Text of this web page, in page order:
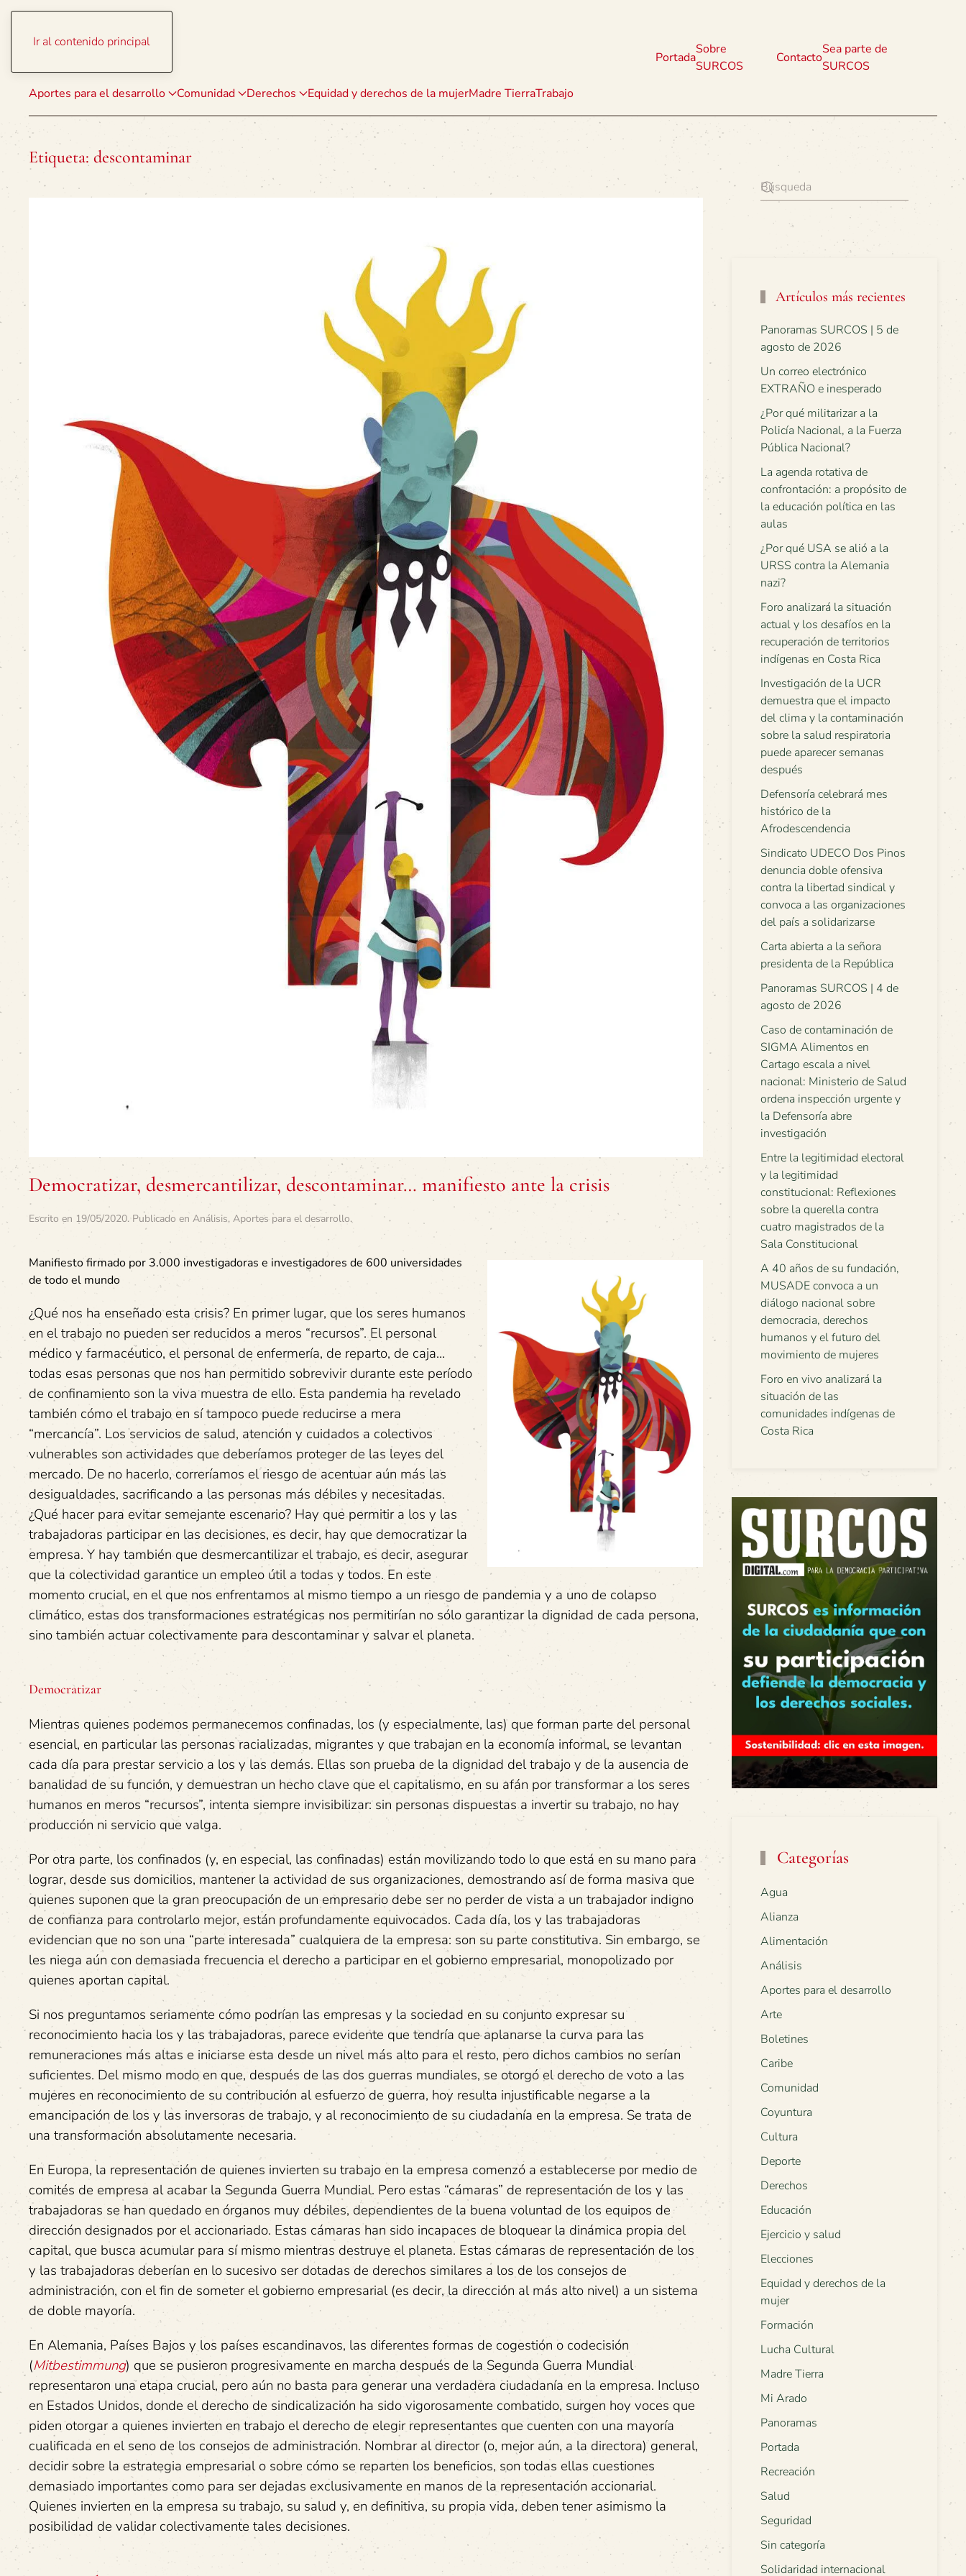
Ir al contenido principal
Aportes para el desarrollo Comunidad Derechos Equidad y derechos de la mujerMadre TierraTrabajo
Portada
Sobre
SURCOS
Contacto
Sea parte de
SURCOS
Etiqueta: descontaminar
Democratizar, desmercantilizar, descontaminar… manifiesto ante la crisis
Escrito en 19/05/2020. Publicado en Análisis, Aportes para el desarrollo.
Manifiesto firmado por 3.000 investigadoras e investigadores de 600 universidades
de todo el mundo
¿Qué nos ha enseñado esta crisis? En primer lugar, que los seres humanos
en el trabajo no pueden ser reducidos a meros “recursos”. El personal
médico y farmacéutico, el personal de enfermería, de reparto, de caja…
todas esas personas que nos han permitido sobrevivir durante este período
de confinamiento son la viva muestra de ello. Esta pandemia ha revelado
también cómo el trabajo en sí tampoco puede reducirse a mera
“mercancía”. Los servicios de salud, atención y cuidados a colectivos
vulnerables son actividades que deberíamos proteger de las leyes del
mercado. De no hacerlo, correríamos el riesgo de acentuar aún más las
desigualdades, sacrificando a las personas más débiles y necesitadas.
¿Qué hacer para evitar semejante escenario? Hay que permitir a los y las
trabajadoras participar en las decisiones, es decir, hay que democratizar la
empresa. Y hay también que desmercantilizar el trabajo, es decir, asegurar
que la colectividad garantice un empleo útil a todas y todos. En este
momento crucial, en el que nos enfrentamos al mismo tiempo a un riesgo de pandemia y a uno de colapso
climático, estas dos transformaciones estratégicas nos permitirían no sólo garantizar la dignidad de cada persona,
sino también actuar colectivamente para descontaminar y salvar el planeta.
Democratizar
Mientras quienes podemos permanecemos confinadas, los (y especialmente, las) que forman parte del personal
esencial, en particular las personas racializadas, migrantes y que trabajan en la economía informal, se levantan
cada día para prestar servicio a los y las demás. Ellas son prueba de la dignidad del trabajo y de la ausencia de
banalidad de su función, y demuestran un hecho clave que el capitalismo, en su afán por transformar a los seres
humanos en meros “recursos”, intenta siempre invisibilizar: sin personas dispuestas a invertir su trabajo, no hay
producción ni servicio que valga.
Por otra parte, los confinados (y, en especial, las confinadas) están movilizando todo lo que está en su mano para
lograr, desde sus domicilios, mantener la actividad de sus organizaciones, demostrando así de forma masiva que
quienes suponen que la gran preocupación de un empresario debe ser no perder de vista a un trabajador indigno
de confianza para controlarlo mejor, están profundamente equivocados. Cada día, los y las trabajadoras
evidencian que no son una “parte interesada” cualquiera de la empresa: son su parte constitutiva. Sin embargo, se
les niega aún con demasiada frecuencia el derecho a participar en el gobierno empresarial, monopolizado por
quienes aportan capital.
Si nos preguntamos seriamente cómo podrían las empresas y la sociedad en su conjunto expresar su
reconocimiento hacia los y las trabajadoras, parece evidente que tendría que aplanarse la curva para las
remuneraciones más altas e iniciarse esta desde un nivel más alto para el resto, pero dichos cambios no serían
suficientes. Del mismo modo en que, después de las dos guerras mundiales, se otorgó el derecho de voto a las
mujeres en reconocimiento de su contribución al esfuerzo de guerra, hoy resulta injustificable negarse a la
emancipación de los y las inversoras de trabajo, y al reconocimiento de su ciudadanía en la empresa. Se trata de
una transformación absolutamente necesaria.
En Europa, la representación de quienes invierten su trabajo en la empresa comenzó a establecerse por medio de
comités de empresa al acabar la Segunda Guerra Mundial. Pero estas “cámaras” de representación de los y las
trabajadoras se han quedado en órganos muy débiles, dependientes de la buena voluntad de los equipos de
dirección designados por el accionariado. Estas cámaras han sido incapaces de bloquear la dinámica propia del
capital, que busca acumular para sí mismo mientras destruye el planeta. Estas cámaras de representación de los
y las trabajadoras deberían en lo sucesivo ser dotadas de derechos similares a los de los consejos de
administración, con el fin de someter el gobierno empresarial (es decir, la dirección al más alto nivel) a un sistema
de doble mayoría.
En Alemania, Países Bajos y los países escandinavos, las diferentes formas de cogestión o codecisión
(Mitbestimmung) que se pusieron progresivamente en marcha después de la Segunda Guerra Mundial
representaron una etapa crucial, pero aún no basta para generar una verdadera ciudadanía en la empresa. Incluso
en Estados Unidos, donde el derecho de sindicalización ha sido vigorosamente combatido, surgen hoy voces que
piden otorgar a quienes invierten en trabajo el derecho de elegir representantes que cuenten con una mayoría
cualificada en el seno de los consejos de administración. Nombrar al director (o, mejor aún, a la directora) general,
decidir sobre la estrategia empresarial o sobre cómo se reparten los beneficios, son todas ellas cuestiones
demasiado importantes como para ser dejadas exclusivamente en manos de la representación accionarial.
Quienes invierten en la empresa su trabajo, su salud y, en definitiva, su propia vida, deben tener asimismo la
posibilidad de validar colectivamente tales decisiones.
Artículos más recientes
Panoramas SURCOS | 5 de
agosto de 2026
Un correo electrónico
EXTRAÑO e inesperado
¿Por qué militarizar a la
Policía Nacional, a la Fuerza
Pública Nacional?
La agenda rotativa de
confrontación: a propósito de
la educación política en las
aulas
¿Por qué USA se alió a la
URSS contra la Alemania
nazi?
Foro analizará la situación
actual y los desafíos en la
recuperación de territorios
indígenas en Costa Rica
Investigación de la UCR
demuestra que el impacto
del clima y la contaminación
sobre la salud respiratoria
puede aparecer semanas
después
Defensoría celebrará mes
histórico de la
Afrodescendencia
Sindicato UDECO Dos Pinos
denuncia doble ofensiva
contra la libertad sindical y
convoca a las organizaciones
del país a solidarizarse
Carta abierta a la señora
presidenta de la República
Panoramas SURCOS | 4 de
agosto de 2026
Caso de contaminación de
SIGMA Alimentos en
Cartago escala a nivel
nacional: Ministerio de Salud
ordena inspección urgente y
la Defensoría abre
investigación
Entre la legitimidad electoral
y la legitimidad
constitucional: Reflexiones
sobre la querella contra
cuatro magistrados de la
Sala Constitucional
A 40 años de su fundación,
MUSADE convoca a un
diálogo nacional sobre
democracia, derechos
humanos y el futuro del
movimiento de mujeres
Foro en vivo analizará la
situación de las
comunidades indígenas de
Costa Rica
Categorías
Agua
Alianza
Alimentación
Análisis
Aportes para el desarrollo
Arte
Boletines
Caribe
Comunidad
Coyuntura
Cultura
Deporte
Derechos
Educación
Ejercicio y salud
Elecciones
Equidad y derechos de la
mujer
Formación
Lucha Cultural
Madre Tierra
Mi Arado
Panoramas
Portada
Recreación
Salud
Seguridad
Sin categoría
Solidaridad internacional